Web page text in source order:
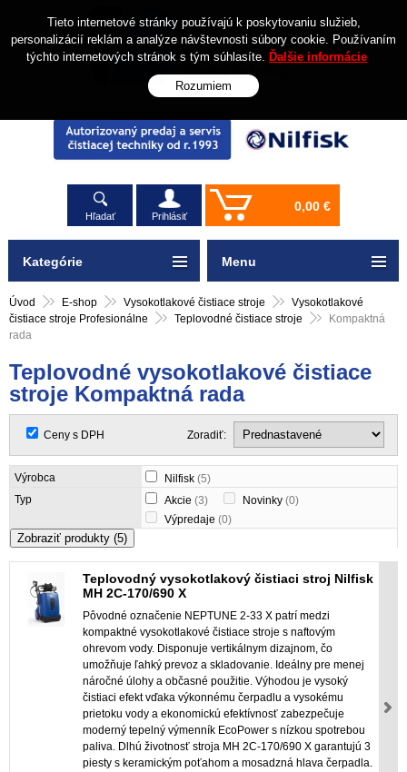
Hľadať Prihlásiť
0,00 €
Úvod E-shop Vysokotlakové čistiace stroje
Vysokotlakové
čistiace stroje Profesionálne
Teplovodné čistiace stroje
Kompaktná
rada
Teplovodné vysokotlakové čistiace
stroje Kompaktná rada
Ceny s DPH Zoradiť:
Výrobca Nilfisk (5)
Typ
Akcie (3) Novinky (0)
Výpredaje (0)
Zobraziť produkty (5)
Teplovodný vysokotlakový čistiaci stroj Nilfisk
MH 2C-170/690 X
Pôvodné označenie NEPTUNE 2-33 X patrí medzi
kompaktné vysokotlakové čistiace stroje s naftovým
ohrevom vody. Disponuje vertikálnym dizajnom, čo
umožňuje ľahký prevoz a skladovanie. Ideálny pre menej
náročné úlohy a občasné použitie. Výhodou je vysoký
čistiaci efekt vďaka výkonnému čerpadlu a vysokému
prietoku vody a ekonomickú efektívnosť zabezpečuje
moderný tepelný výmenník EcoPower s nízkou spotrebou
paliva. Dlhú životnosť stroja MH 2C-170/690 X garantujú 3
piesty s keramickým poťahom a mosadzná hlava čerpadla.
Kategórie Menu
Tieto internetové stránky používajú k poskytovaniu služieb,
personalizácií reklám a analýze návštevnosti súbory cookie. Používaním
týchto internetových stránok s tým súhlasíte. Ďalšie informácie
Rozumiem